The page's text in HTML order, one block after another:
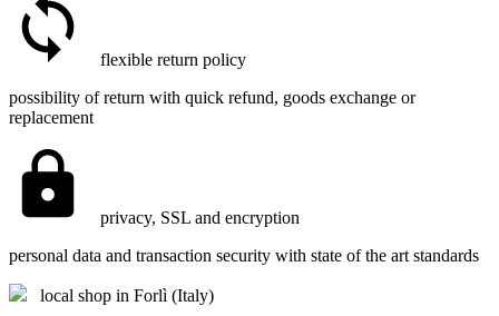
flexible return policy
possibility of return with quick refund, goods exchange or
replacement
privacy, SSL and encryption
personal data and transaction security with state of the art standards
local shop in Forlì (Italy)